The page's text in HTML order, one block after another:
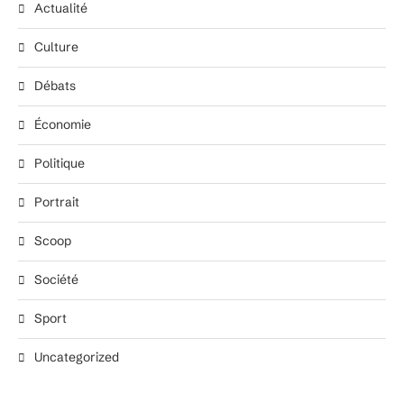
Actualité
Culture
Débats
Économie
Politique
Portrait
Scoop
Société
Sport
Uncategorized